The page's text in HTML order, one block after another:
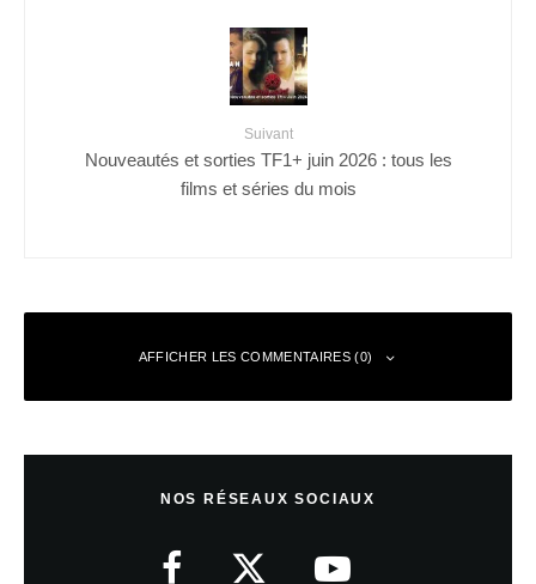
Suivant
Nouveautés et sorties TF1+ juin 2026 : tous les
films et séries du mois
AFFICHER LES COMMENTAIRES (0)
NOS RÉSEAUX SOCIAUX